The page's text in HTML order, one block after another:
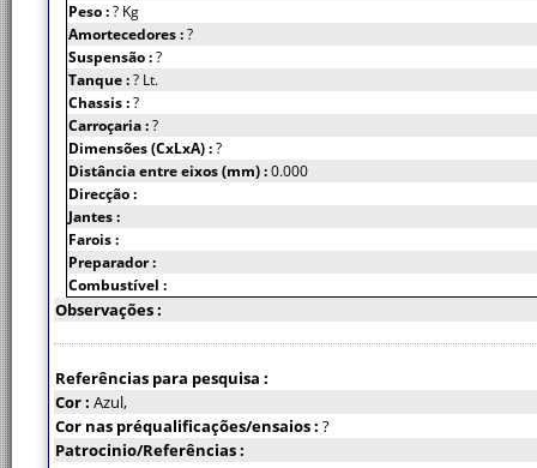
Peso :? Kg
Amortecedores :?
Suspensão :?
Tanque :? Lt.
Chassis :?
Carroçaria :?
Dimensões (CxLxA) :?
Distância entre eixos (mm) :0.000
Direcção :
Jantes :
Farois :
Preparador :
Combustível :
Observações :
Referências para pesquisa :
Cor : Azul,
Cor nas préqualificações/ensaios : ?
Patrocinio/Referências :